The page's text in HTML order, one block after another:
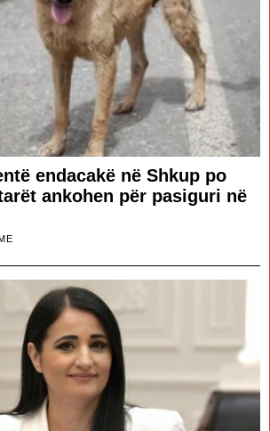
endacakë në Shkup po
ankohen për pasiguri në